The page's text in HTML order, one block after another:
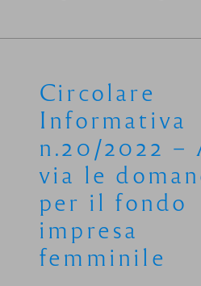
Circolare
Informativa
n.20/2022 –
via le
per il fondo
impresa
femminile